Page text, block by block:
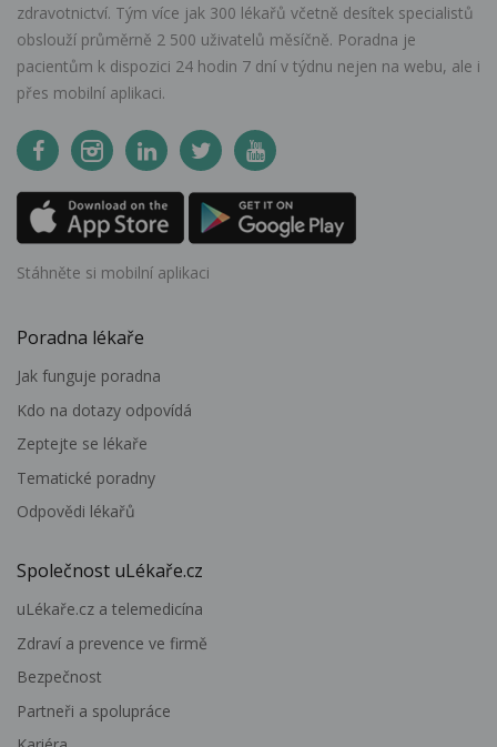
zdravotnictví. Tým více jak 300 lékařů včetně desítek specialistů
obslouží průměrně 2 500 uživatelů měsíčně. Poradna je
pacientům k dispozici 24 hodin 7 dní v týdnu nejen na webu, ale i
přes mobilní aplikaci.
Stáhněte si mobilní aplikaci
Poradna lékaře
Jak funguje poradna
Kdo na dotazy odpovídá
Zeptejte se lékaře
Tematické poradny
Odpovědi lékařů
Společnost uLékaře.cz
uLékaře.cz a telemedicína
Zdraví a prevence ve firmě
Bezpečnost
Partneři a spolupráce